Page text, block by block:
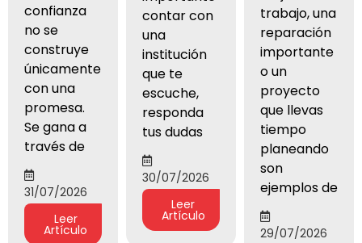
confianza
no se
construye
únicamente
con una
promesa.
Se gana a
través de
31/07/2026
Leer
Artículo
contar con
una
institución
que te
escuche,
responda
tus dudas
30/07/2026
Leer
Artículo
trabajo, una
reparación
importante
o un
proyecto
que llevas
tiempo
planeando
son
ejemplos de
29/07/2026